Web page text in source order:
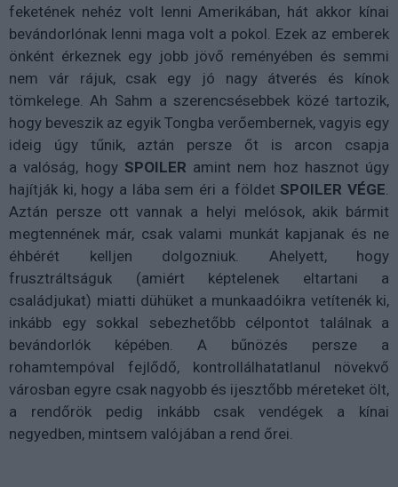
feketének nehéz volt lenni Amerikában, hát akkor kínai
bevándorlónak lenni maga volt a pokol. Ezek az emberek
önként érkeznek egy jobb jövő reményében és semmi
nem vár rájuk, csak egy jó nagy átverés és kínok
tömkelege. Ah Sahm a szerencsésebbek közé tartozik,
hogy beveszik az egyik Tongba verőembernek, vagyis egy
ideig úgy tűnik, aztán persze őt is arcon csapja
a valóság, hogy SPOILER amint nem hoz hasznot úgy
hajítják ki, hogy a lába sem éri a földetSPOILER VÉGE.
Aztán persze ott vannak a helyi melósok, akik bármit
megtennének már, csak valami munkát kapjanak és ne
éhbérét kelljen dolgozniuk. Ahelyett, hogy
frusztráltságuk (amiért képtelenek eltartani a
családjukat) miatti dühüket a munkaadóikra vetítenék ki,
inkább egy sokkal sebezhetőbb célpontot találnak a
bevándorlók képében. A bűnözés persze a
rohamtempóval fejlődő, kontrollálhatatlanul növekvő
városban egyre csak nagyobb és ijesztőbb méreteket ölt,
a rendőrök pedig inkább csak vendégek a kínai
negyedben, mintsem valójában a rend őrei.